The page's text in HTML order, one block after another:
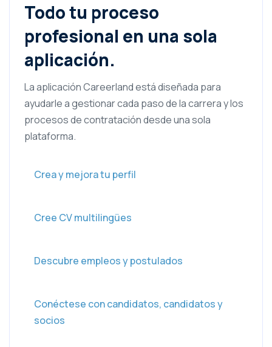
Todo tu proceso
profesional en una sola
aplicación.
La aplicación Careerland está diseñada para
ayudarle a gestionar cada paso de la carrera y los
procesos de contratación desde una sola
plataforma.
Crea y mejora tu perfil
Cree CV multilingües
Descubre empleos y postulados
Conéctese con candidatos, candidatos y
socios